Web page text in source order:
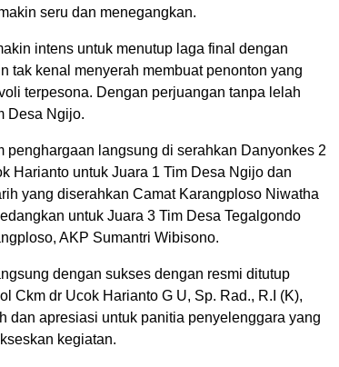
seru dan menegangkan.
intens untuk menutup laga final dengan
tak kenal menyerah membuat penonton yang
terpesona. Dengan perjuangan tanpa lelah
Desa Ngijo.
penghargaan langsung di serahkan Danyonkes 2
Harianto untuk Juara 1 Tim Desa Ngijo dan
yang diserahkan Camat Karangploso Niwatha
untuk Juara 3 Tim Desa Tegalgondo
AKP Sumantri Wibisono.
dengan sukses dengan resmi ditutup
Ckm dr Ucok Harianto G U, Sp. Rad., R.I (K),
dan apresiasi untuk panitia penyelenggara yang
kegiatan.